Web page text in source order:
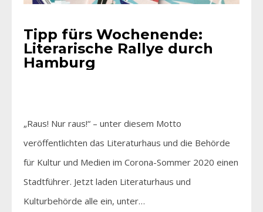
Tipp fürs Wochenende:
Literarische Rallye durch
Hamburg
„Raus! Nur raus!“ – unter diesem Motto
veröffentlichten das Literaturhaus und die Behörde
für Kultur und Medien im Corona-Sommer 2020 einen
Stadtführer. Jetzt laden Literaturhaus und
Kulturbehörde alle ein, unter…